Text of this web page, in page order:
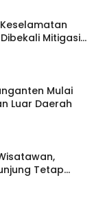
Mitigasi
Mulai
Luar Daerah
Tetap